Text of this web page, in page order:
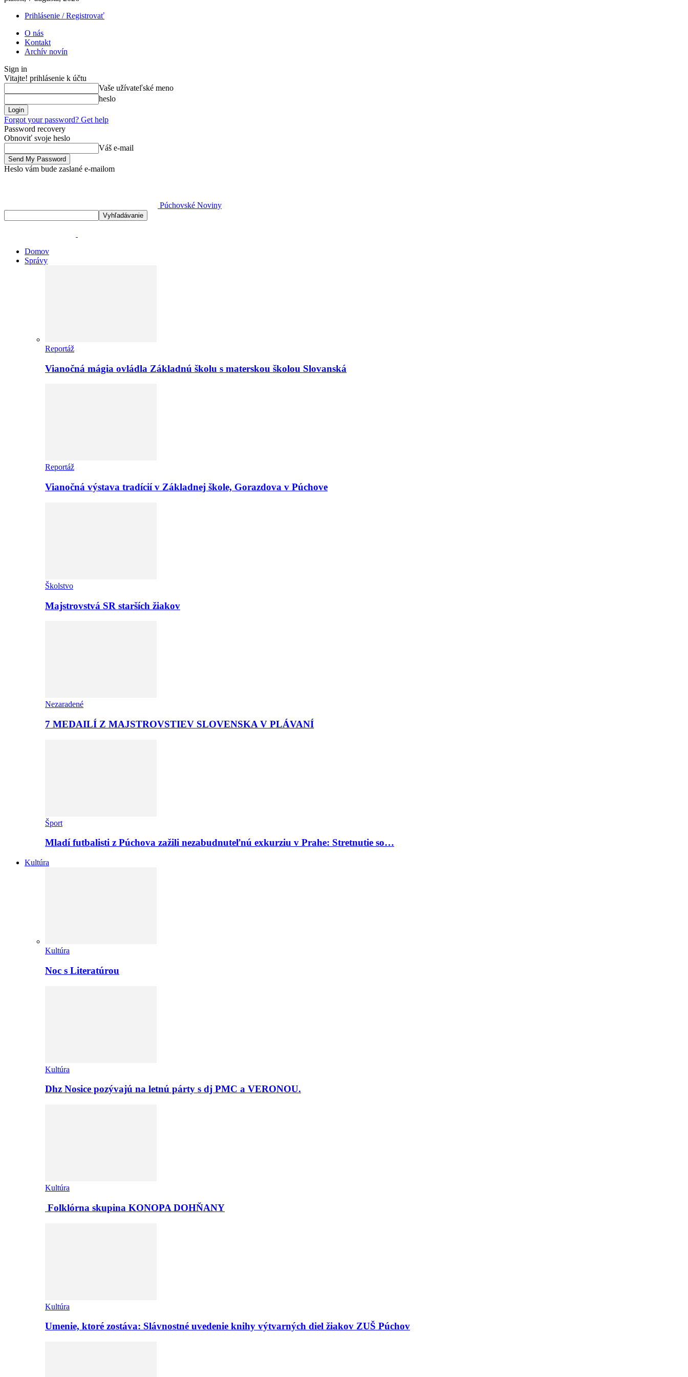
Prihlásenie / Registrovať
O nás
Kontakt
Archív novín
Sign in
Vitajte! prihlásenie k účtu
Vaše užívateľské meno
heslo
Forgot your password? Get help
Password recovery
Obnoviť svoje heslo
Váš e-mail
Heslo vám bude zaslané e-mailom
Púchovské Noviny
Domov
Správy
Reportáž
Vianočná mágia ovládla Základnú školu s materskou školou Slovanská
Reportáž
Vianočná výstava tradícií v Základnej škole, Gorazdova v Púchove
Školstvo
Majstrovstvá SR starších žiakov
Nezaradené
7 MEDAILÍ Z MAJSTROVSTIEV SLOVENSKA V PLÁVANÍ
Šport
Mladí futbalisti z Púchova zažili nezabudnuteľnú exkurziu v Prahe: Stretnutie so…
Kultúra
Kultúra
Noc s Literatúrou
Kultúra
Dhz Nosice pozývajú na letnú párty s dj PMC a VERONOU.
Kultúra
Folklórna skupina KONOPA DOHŇANY
Kultúra
Umenie, ktoré zostáva: Slávnostné uvedenie knihy výtvarných diel žiakov ZUŠ Púchov